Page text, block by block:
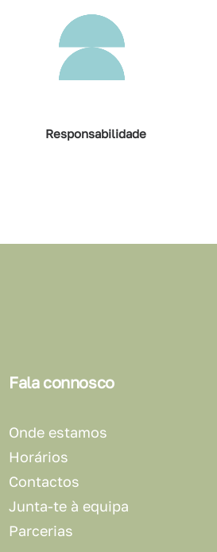
Responsabilidade
Fala connosco
Onde estamos
Horários
Contactos
Junta-te à equipa
Parcerias